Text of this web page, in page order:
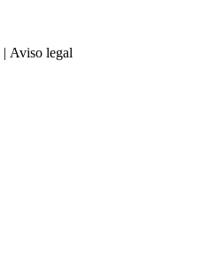
| Aviso legal